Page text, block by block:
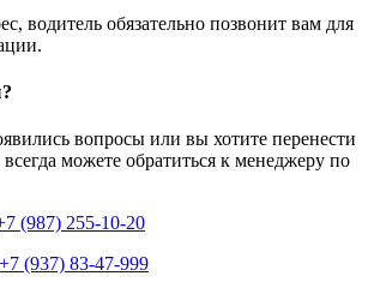
водитель обязательно позвонит вам для
вопросы или вы хотите перенести
можете обратиться к менеджеру по
(987) 255-10-20
+7 (937) 83-47-999